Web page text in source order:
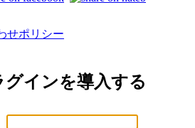
せポリシー
インを導入する